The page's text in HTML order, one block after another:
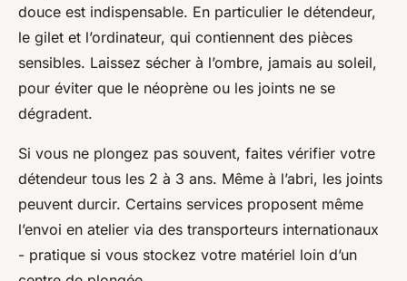
douce est indispensable. En particulier le détendeur,
le gilet et l’ordinateur, qui contiennent des pièces
sensibles. Laissez sécher à l’ombre, jamais au soleil,
pour éviter que le néoprène ou les joints ne se
dégradent.
Si vous ne plongez pas souvent, faites vérifier votre
détendeur tous les 2 à 3 ans. Même à l’abri, les joints
peuvent durcir. Certains services proposent même
l’envoi en atelier via des transporteurs internationaux
- pratique si vous stockez votre matériel loin d’un